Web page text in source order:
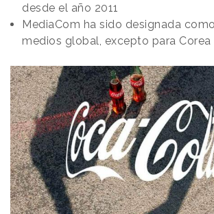
desde el año 2011
MediaCom ha sido designada
medios global, excepto para Corea